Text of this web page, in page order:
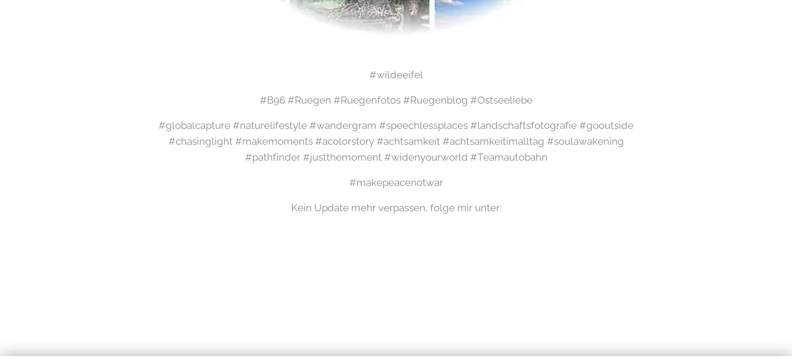
#wildeeifel
#B96 #Ruegen #Ruegenfotos #Ruegenblog #Ostseeliebe
#globalcapture #naturelifestyle #wandergram #speechlessplaces #landschaftsfotografie #gooutside
#chasinglight #makemoments #acolorstory #achtsamkeit #achtsamkeitimalltag #soulawakening
#pathfinder #justthemoment #widenyourworld #Teamautobahn
#makepeacenotwar
Kein Update mehr verpassen, folge mir unter: